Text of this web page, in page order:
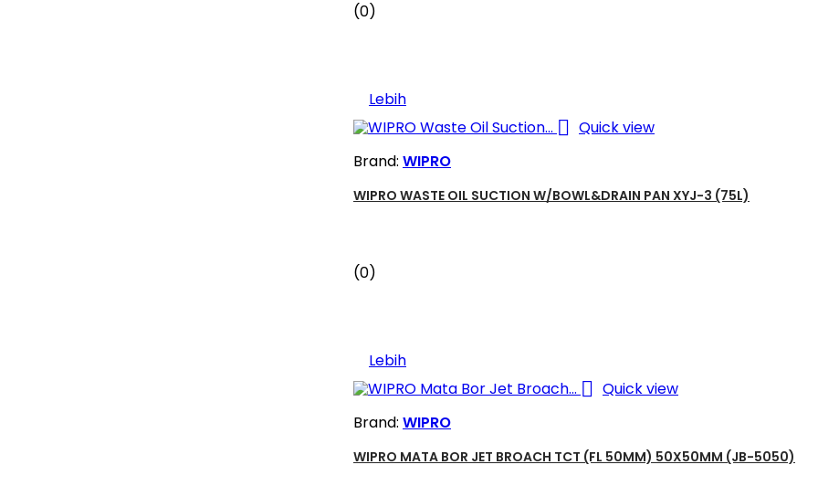
(0)
Lebih
 Quick view
Brand: WIPRO
WIPRO WASTE OIL SUCTION W/BOWL&DRAIN PAN XYJ-3 (75L)
(0)
Lebih
 Quick view
Brand: WIPRO
WIPRO MATA BOR JET BROACH TCT (FL 50MM) 50X50MM (JB-5050)